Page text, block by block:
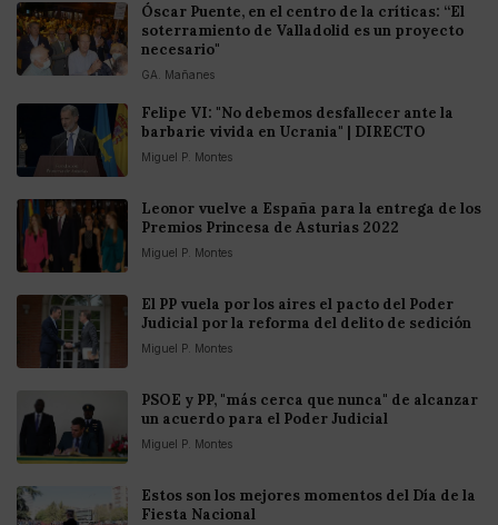
Óscar Puente, en el centro de la críticas: “El
soterramiento de Valladolid es un proyecto
necesario"
GA. Mañanes
Felipe VI: "No debemos desfallecer ante la
barbarie vivida en Ucrania" | DIRECTO
Miguel P. Montes
Leonor vuelve a España para la entrega de los
Premios Princesa de Asturias 2022
Miguel P. Montes
El PP vuela por los aires el pacto del Poder
Judicial por la reforma del delito de sedición
Miguel P. Montes
PSOE y PP, "más cerca que nunca" de alcanzar
un acuerdo para el Poder Judicial
Miguel P. Montes
Estos son los mejores momentos del Día de la
Fiesta Nacional